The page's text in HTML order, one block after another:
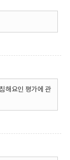
해요인 평가에 관